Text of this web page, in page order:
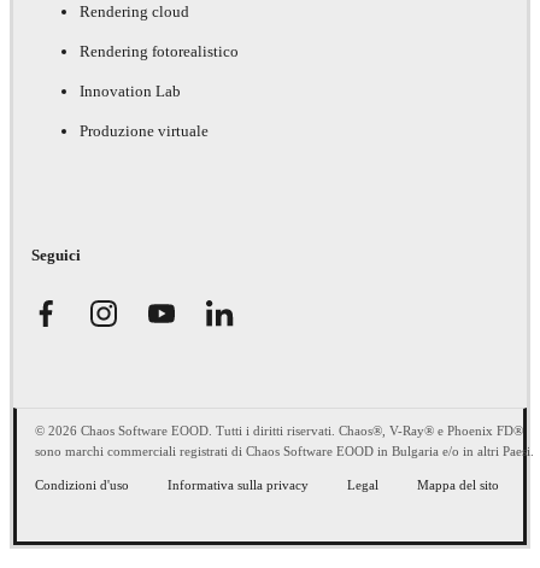
Rendering cloud
Rendering fotorealistico
Innovation Lab
Produzione virtuale
Seguici
© 2026 Chaos Software EOOD. Tutti i diritti riservati. Chaos®, V-Ray® e Phoenix FD®
sono marchi commerciali registrati di Chaos Software EOOD in Bulgaria e/o in altri Paesi.
Condizioni d'uso Informativa sulla privacy Legal Mappa del sito